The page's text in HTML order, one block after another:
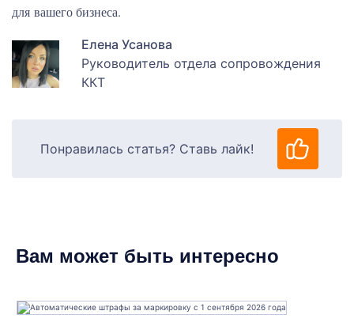
для вашего бизнеса.
Елена Усанова
Руководитель отдела сопровождения
ККТ
Понравилась статья? Ставь лайк!
Вам может быть интересно